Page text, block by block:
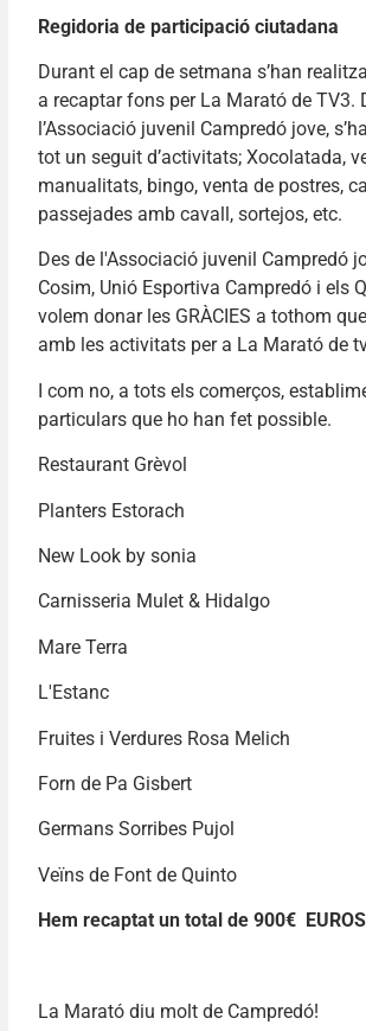
Regidoria de participació ciutadana
Durant el cap de setmana s’han
a recaptar fons per La Marató de TV3.
l’Associació juvenil Campredó jove,
tot un seguit d’activitats; Xocolatada,
manualitats, bingo, venta de postres,
passejades amb cavall, sortejos, etc.
Des de l'Associació juvenil Campredó
Cosim, Unió Esportiva Campredó i els
volem donar les GRÀCIES a tothom
amb les activitats per a La Marató de
I com no, a tots els comerços,
particulars que ho han fet possible.
Restaurant Grèvol
Planters Estorach
New Look by sonia
Carnisseria Mulet & Hidalgo
Mare Terra
L'Estanc
Fruites i Verdures Rosa Melich
Forn de Pa Gisbert
Germans Sorribes Pujol
Veïns de Font de Quinto
Hem recaptat un total de 900€
La Marató diu molt de Campredó!